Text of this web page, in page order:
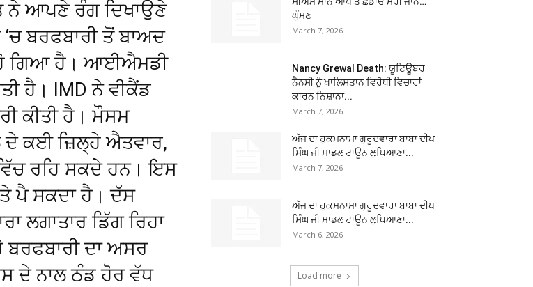
ਨੇ ਆਪਣੇ ਰੰਗ ਦਿਖਾਉਣੇ
ਬਰਫਬਾਰੀ ਤੋਂ ਬਾਅਦ
ਹੋ ਗਿਆ ਹੈ। ਆਈਐਮਡੀ
ਹੈ। IMD ਨੇ ਵੀਕੈਂਡ
ਕੀਤੀ ਹੈ। ਮੌਸਮ
ਦੇ ਕਈ ਜ਼ਿਲ੍ਹੇ ਐਤਵਾਰ,
ਰਹਿ ਸਕਦੇ ਹਨ। ਇਸ
ਪੈ ਸਕਦਾ ਹੈ। ਦੱਸ
ਲਗਾਤਾਰ ਡਿੱਗ ਰਿਹਾ
ਬਰਫਬਾਰੀ ਦਾ ਅਸਰ
ਦੇ ਨਾਲ ਠੰਡ ਹੋਰ ਵੱਧ
ਘੁੰਮਣ
March 7, 2026
Nancy Grewal Death: ਯੂਟਿਊਬਰ
ਨੈਨਸੀ ਨੂੰ ਖਾਲਿਸਤਾਨ ਵਿਰੋਧੀ ਵਿਚਾਰਾਂ
ਕਾਰਨ ਨਿਸ਼ਾਨਾ...
March 7, 2026
ਅੱਜ ਦਾ ਹੁਕਮਨਾਮਾ ਗੁਰੂਦਵਾਰਾ ਬਾਬਾ ਦੀਪ
ਸਿੰਘ ਜੀ ਮਾਡਲ ਟਾਊਨ ਲੁਧਿਆਣਾ...
March 7, 2026
ਅੱਜ ਦਾ ਹੁਕਮਨਾਮਾ ਗੁਰੂਦਵਾਰਾ ਬਾਬਾ ਦੀਪ
ਸਿੰਘ ਜੀ ਮਾਡਲ ਟਾਊਨ ਲੁਧਿਆਣਾ...
March 6, 2026
Load more